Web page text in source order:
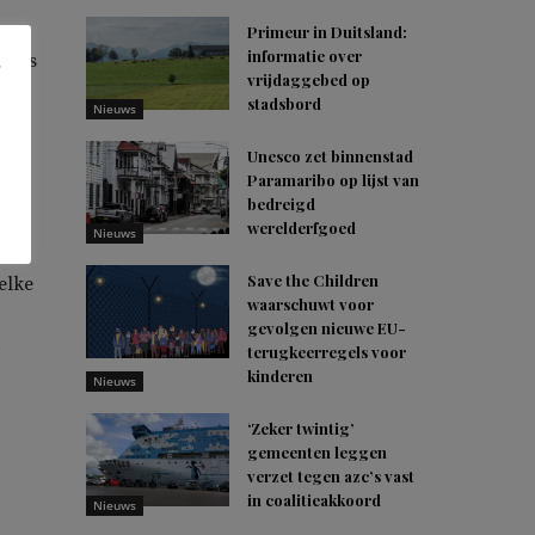
Nieuws
Primeur in Duitsland:
informatie over
vrijdaggebed op
stadsbord
Nieuws
Unesco zet binnenstad
Paramaribo op lijst van
bedreigd
werelderfgoed
Nieuws
Save the Children
waarschuwt voor
gevolgen nieuwe EU-
terugkeerregels voor
kinderen
Nieuws
‘Zeker twintig’
gemeenten leggen
verzet tegen azc’s vast
in coalitieakkoord